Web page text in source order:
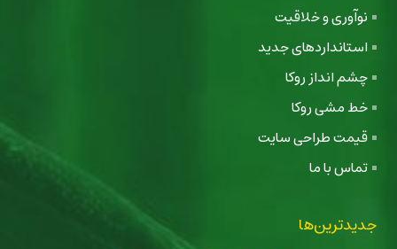
نوآوری و خلاقیت
استانداردهای جدید
چشم انداز روکا
خط مشی روکا
قیمت طراحی سایت
تماس با ما
جدیدترین‌ها